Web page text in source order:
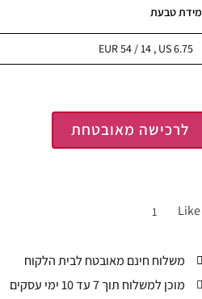
מידת טבעת
לרכישה מאובטחת
Like
1
משלוח חינם מאובטח לבית הלקוח
מוכן למשלוח תוך 7 עד 10 ימי עסקים